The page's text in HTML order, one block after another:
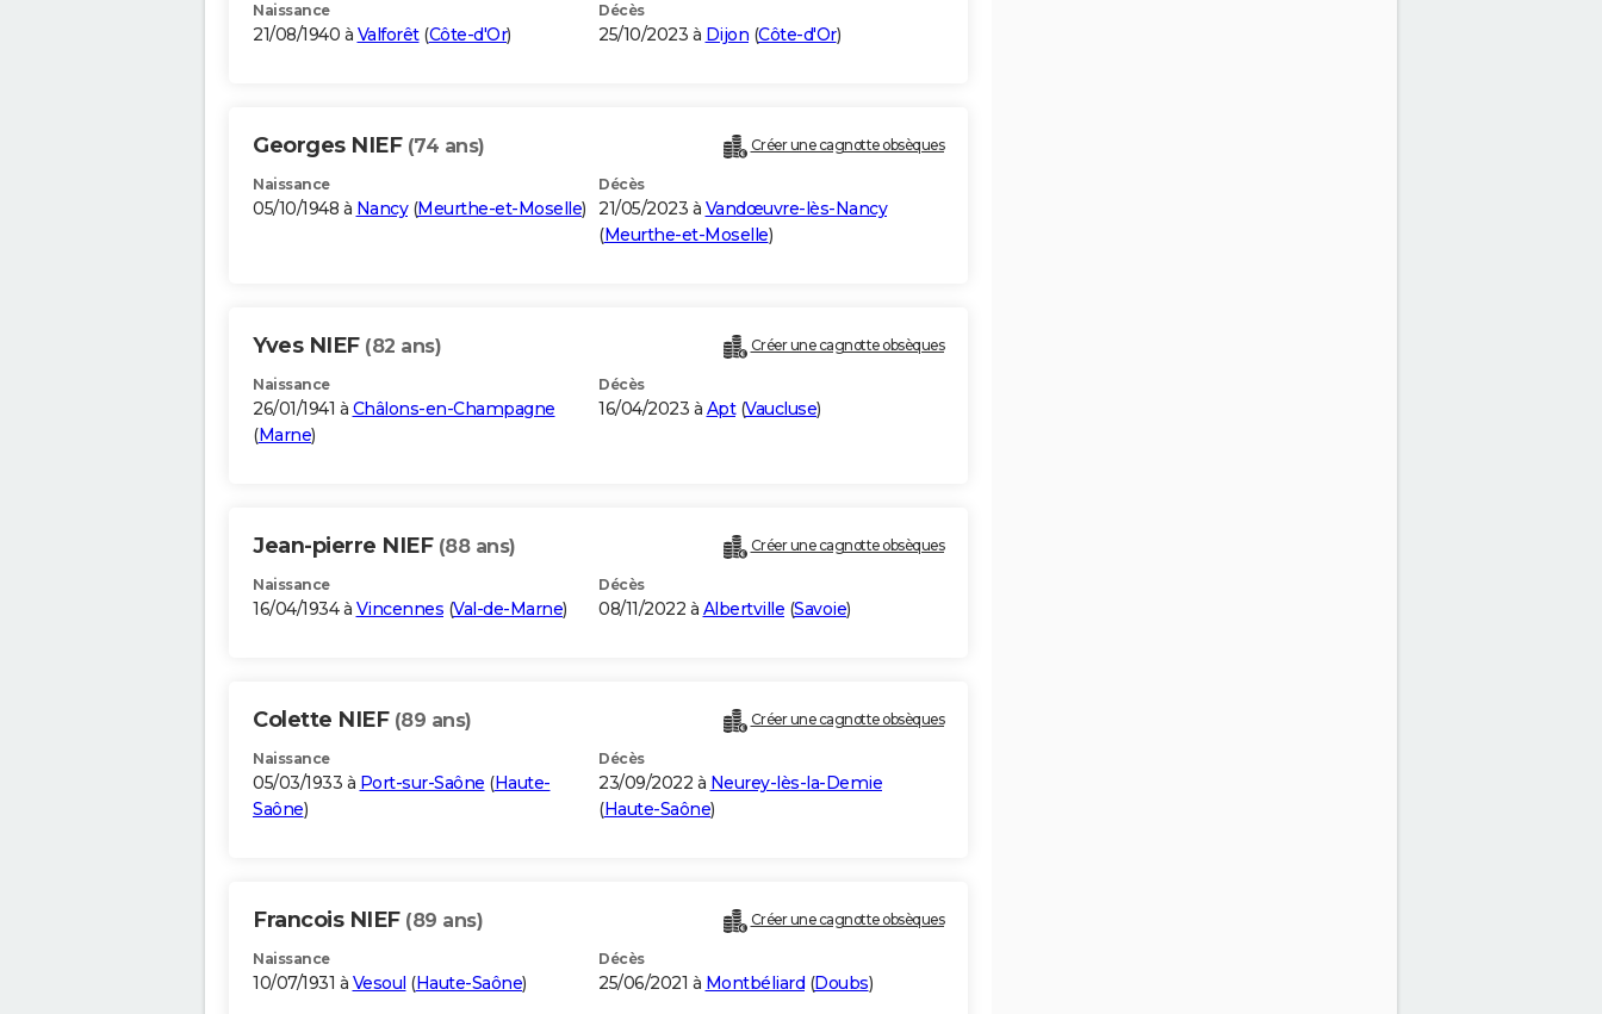
Naissance
21/08/1940 à Valforêt(Côte-d'Or)
Décès
25/10/2023 à Dijon (Côte-d'Or)
Georges NIEF (74 ans) Créer une cagnotte obsèques
Naissance
05/10/1948 à Nancy(Meurthe-et-Moselle)
Décès
21/05/2023 à Vandœuvre-lès-Nancy
(Meurthe-et-Moselle)
Yves NIEF (82 ans) Créer une cagnotte obsèques
Naissance
26/01/1941 à Châlons-en-Champagne
(Marne)
Décès
16/04/2023 à Apt(Vaucluse)
Jean-pierre NIEF (88 ans) Créer une cagnotte obsèques
Naissance
16/04/1934 à Vincennes (Val-de-Marne)
Décès
08/11/2022 à Albertville (Savoie)
Colette NIEF (89 ans) Créer une cagnotte obsèques
Naissance
05/03/1933 à Port-sur-Saône (Haute-
Saône)
Décès
23/09/2022 à Neurey-lès-la-Demie
(Haute-Saône)
Francois NIEF (89 ans) Créer une cagnotte obsèques
Naissance
10/07/1931 à Vesoul (Haute-Saône)
Décès
25/06/2021 à Montbéliard (Doubs)